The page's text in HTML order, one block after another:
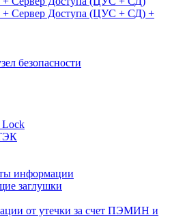
+ Сервер Доступа (ЦУС + СД) +
безопасности
Lock
информации
заглушки
от утечки за счет ПЭМИН и